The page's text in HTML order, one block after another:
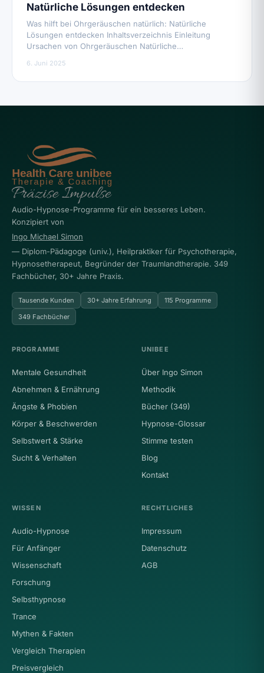
Natürliche Lösungen entdecken
Was hilft bei Ohrgeräuschen natürlich: Natürliche
Lösungen entdecken Inhaltsverzeichnis Einleitung
Ursachen von Ohrgeräuschen Natürliche…
6. Juni 2025
Audio-Hypnose-Programme für ein besseres Leben.
Konzipiert von
Ingo Michael Simon
— Diplom-Pädagoge (univ.), Heilpraktiker für Psychotherapie,
Hypnosetherapeut, Begründer der Traumlandtherapie. 349
Fachbücher, 30+ Jahre Praxis.
Tausende Kunden 30+ Jahre Erfahrung
115 Programme
349 Fachbücher
PROGRAMME
Mentale Gesundheit
Abnehmen & Ernährung
Ängste & Phobien
Körper & Beschwerden
Selbstwert & Stärke
Sucht & Verhalten
UNIBEE
Über Ingo Simon
Methodik
Bücher (349)
Hypnose-Glossar
Stimme testen
Blog
Kontakt
WISSEN
Audio-Hypnose
Für Anfänger
Wissenschaft
Forschung
Selbsthypnose
Trance
Mythen & Fakten
Vergleich Therapien
Preisvergleich
RECHTLICHES
Impressum
Datenschutz
AGB